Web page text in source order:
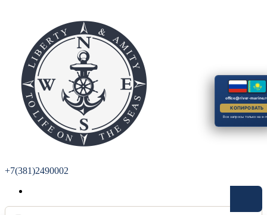
+7(381)2490002
office@river-
КОПИРОВАТЬ
Все запросы только на e-